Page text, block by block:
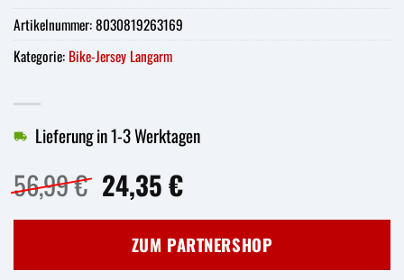
56,99€ Ursprünglicher
Preis
war:
56,99 €
24,35€Aktueller
ist:
24,35 €.
Lieferung in 1-3 Werktagen
ZUM PARTNERSHOP
Artikelnummer:8030819263169
Kategorie: Bike-Jersey Langarm